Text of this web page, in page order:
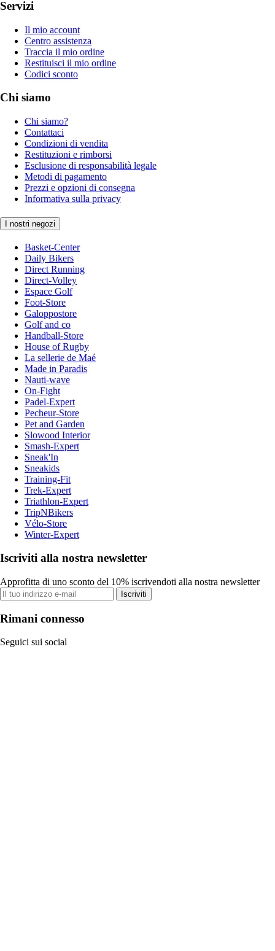
Servizi
Il mio account
Centro assistenza
Traccia il mio ordine
Restituisci il mio ordine
Codici sconto
Chi siamo
Chi siamo?
Contattaci
Condizioni di vendita
Restituzioni e rimborsi
Esclusione di responsabilità legale
Metodi di pagamento
Prezzi e opzioni di consegna
Informativa sulla privacy
I nostri negozi
Basket-Center
Daily Bikers
Direct Running
Direct-Volley
Espace Golf
Foot-Store
Galoppostore
Golf and co
Handball-Store
House of Rugby
La sellerie de Maé
Made in Paradis
Nauti-wave
On-Fight
Padel-Expert
Pecheur-Store
Pet and Garden
Slowood Interior
Smash-Expert
Sneak'In
Sneakids
Training-Fit
Trek-Expert
Triathlon-Expert
TripNBikers
Vélo-Store
Winter-Expert
Iscriviti alla nostra newsletter
Approfitta di uno sconto del 10% iscrivendoti alla nostra newsletter
Iscriviti
Rimani connesso
Seguici sui social